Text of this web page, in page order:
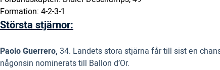
Formation: 4-2-3-1
Största stjärnor:
Paolo Guerrero, 34. Landets stora stjärna får till sist en
någonsin nominerats till Ballon d’Or.